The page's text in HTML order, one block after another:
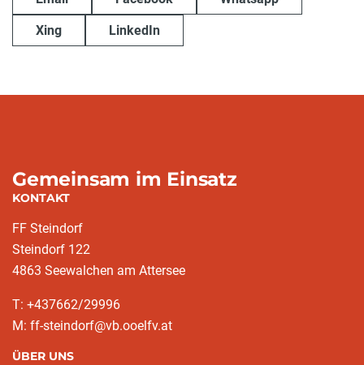
Xing LinkedIn
Gemeinsam im Einsatz
KONTAKT
FF Steindorf
Steindorf 122
4863 Seewalchen am Attersee
T: +437662/29996
M: ff-steindorf@vb.ooelfv.at
ÜBER UNS